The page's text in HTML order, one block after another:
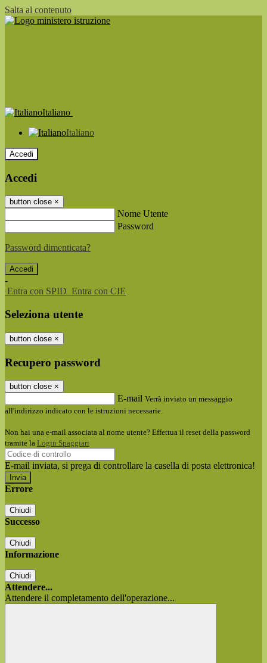
Salta al contenuto
Italiano
Italiano
Accedi
Accedi
button close ×
Nome Utente
Password
Password dimenticata?
-
Entra con SPID Entra con CIE
Seleziona utente
button close ×
Recupero password
button close ×
E-mail Verrà inviato un messaggio
all'indirizzo indicato con le istruzioni necessarie.
Non hai una e-mail associata al nome utente? Effettua il reset della password
tramite la Login Spaggiari
E-mail inviata, si prega di controllare la casella di posta elettronica!
Errore
Chiudi
Successo
Chiudi
Informazione
Chiudi
Attendere...
Attendere il completamento dell'operazione...